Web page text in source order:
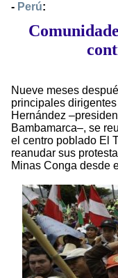
- Perú:
Nueve meses
principales
Hernández
Bambamarca–, se
el centro poblado El
reanudar sus
Minas Conga desde